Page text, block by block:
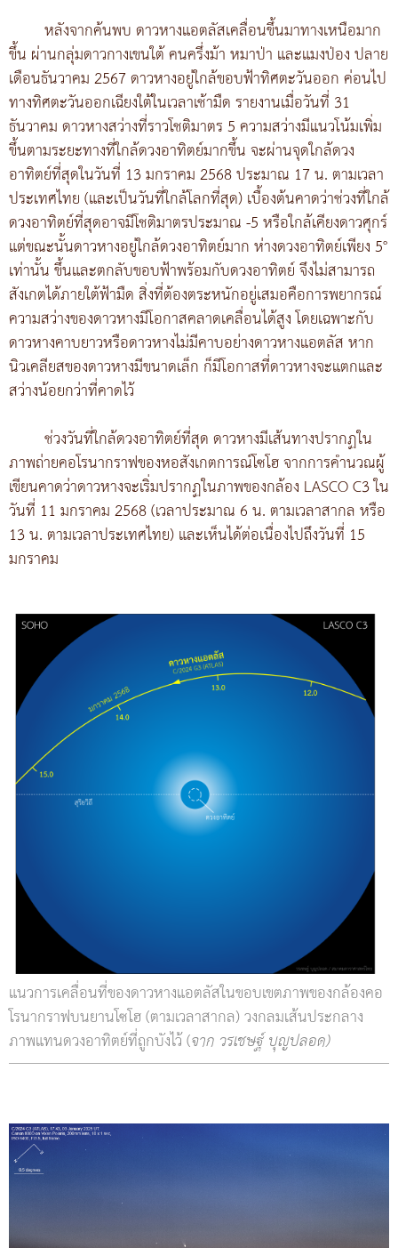
หลังจากค้นพบ ดาวหางแอตลัสเคลื่อนขึ้นมาทางเหนือมาก
ขึ้น ผ่านกลุ่มดาวกางเขนใต้ คนครึ่งม้า หมาป่า และแมงป่อง ปลาย
เดือนธันวาคม 2567 ดาวหางอยู่ใกล้ขอบฟ้าทิศตะวันออก ค่อนไป
ทางทิศตะวันออกเฉียงใต้ในเวลาเช้ามืด รายงานเมื่อวันที่ 31
ธันวาคม ดาวหางสว่างที่ราวโชติมาตร 5 ความสว่างมีแนวโน้มเพิ่ม
ขึ้นตามระยะทางที่ใกล้ดวงอาทิตย์มากขึ้น จะผ่านจุดใกล้ดวง
อาทิตย์ที่สุดในวันที่ 13 มกราคม 2568 ประมาณ 17 น. ตามเวลา
ประเทศไทย (และเป็นวันที่ใกล้โลกที่สุด) เบื้องต้นคาดว่าช่วงที่ใกล้
ดวงอาทิตย์ที่สุดอาจมีโชติมาตรประมาณ -5 หรือใกล้เคียงดาวศุกร์
แต่ขณะนั้นดาวหางอยู่ใกล้ดวงอาทิตย์มาก ห่างดวงอาทิตย์เพียง 5°
เท่านั้น ขึ้นและตกลับขอบฟ้าพร้อมกับดวงอาทิตย์ จึงไม่สามารถ
สังเกตได้ภายใต้ฟ้ามืด สิ่งที่ต้องตระหนักอยู่เสมอคือการพยากรณ์
ความสว่างของดาวหางมีโอกาสคลาดเคลื่อนได้สูง โดยเฉพาะกับ
ดาวหางคาบยาวหรือดาวหางไม่มีคาบอย่างดาวหางแอตลัส หาก
นิวเคลียสของดาวหางมีขนาดเล็ก ก็มีโอกาสที่ดาวหางจะแตกและ
สว่างน้อยกว่าที่คาดไว้
ช่วงวันที่ใกล้ดวงอาทิตย์ที่สุด ดาวหางมีเส้นทางปรากฏใน
ภาพถ่ายคอโรนากราฟของหอสังเกตการณ์โซโฮ จากการคำนวณผู้
เขียนคาดว่าดาวหางจะเริ่มปรากฏในภาพของกล้อง LASCO C3 ใน
วันที่ 11 มกราคม 2568 (เวลาประมาณ 6 น. ตามเวลาสากล หรือ
13 น. ตามเวลาประเทศไทย) และเห็นได้ต่อเนื่องไปถึงวันที่ 15
มกราคม
แนวการเคลื่อนที่ของดาวหางแอตลัสในขอบเขตภาพของกล้องคอ
โรนากราฟบนยานโซโฮ (ตามเวลาสากล) วงกลมเส้นประกลาง
ภาพแทนดวงอาทิตย์ที่ถูกบังไว้ (จาก วรเชษฐ์ บุญปลอด)